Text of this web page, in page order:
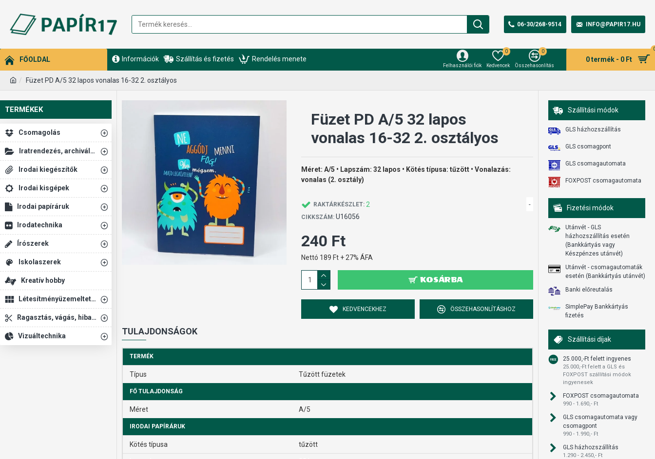
06-30/268-9514 INFO@PAPIR17.HU
FŐOLDAL Információk Szállítás és fizetés Rendelés menete
Felhasználói fiók Kedvencek
0
Összehasonlítás
0
0 termék - 0 Ft
Füzet PD A/5 32 lapos vonalas 16-32 2. osztályos
TERMÉKEK
Csomagolás
Iratrendezés, archiválás
Irodai kiegészítők
Irodai kisgépek
Irodai papíráruk
Irodatechnika
Írószerek
Iskolaszerek
Kreatív hobby
Létesítményüzemeltetés
Ragasztás, vágás, hibajavítás
Vizuáltechnika
Füzet PD A/5 32 lapos
vonalas 16-32 2. osztályos
Méret: A/5 • Lapszám: 32 lapos • Kötés típusa: tűzött • Vonalazás:
vonalas (2. osztály)
RAKTÁRKÉSZLET: 2
CIKKSZÁM: U16056
-
240 Ft
Nettó 189 Ft + 27% ÁFA
KOSÁRBA
KEDVENCEKHEZ ÖSSZEHASONLÍTÁSHOZ
TULAJDONSÁGOK
TERMÉK
Típus Tűzött füzetek
FŐ TULAJDONSÁG
Méret A/5
IRODAI PAPÍRÁRUK
Kötés típusa tűzött
Szállítási módok
GLS házhozszállítás
GLS csomagpont
GLS csomagautomata
FOXPOST csomagautomata
Fizetési módok
Utánvét - GLS
házhozszállítás esetén
(Bankkártyás vagy
Készpénzes utánvét)
Utánvét - csomagautomaták
esetén (Bankkártyás utánvét)
Banki előreutalás
SimplePay Bankkártyás
fizetés
Szállítási díjak
25.000,-Ft felett ingyenes
25.000,-Ft felett a GLS és
FOXPOST szállítási módok
ingyenesek
FOXPOST csomagautomata
990 - 1.690,- Ft
GLS csomagautomata vagy
csomagpont
990 - 1.990,- Ft
GLS házhozszállítás
1.290 - 2.450,- Ft